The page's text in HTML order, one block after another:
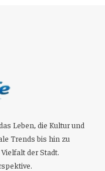
Leben, die Kultur und
Trends bis hin zu
der Stadt.